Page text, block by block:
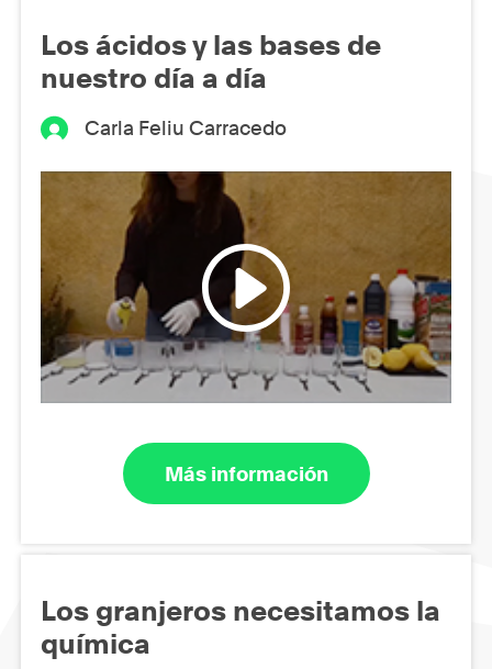
Los ácidos y las bases de
nuestro día a día
Carla Feliu Carracedo
Más información
Los granjeros necesitamos la
química